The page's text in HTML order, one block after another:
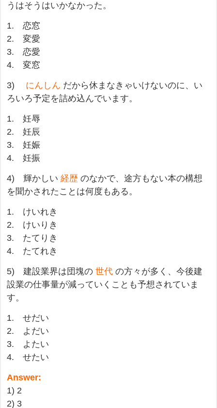
うはそうはいかなかった。
1. 恋窓
2. 変愛
3. 恋愛
4. 変窓
3) にんしん だから休まなきゃいけないのに、い
ろいろ予定を詰め込んでいます。
1. 妊辱
2. 妊辰
3. 妊娠
4. 妊振
4) 輝かしい経歴 のなかで、途方もない本の構想
を聞かされたことは何度もある。
1. けいれき
2. けいりき
3. たてりき
4. たてれき
5) 建設業界は団塊の世代 の方々が多く、今後建
設業の仕事量が減っていくことも予想されていま
す。
1. せだい
2. よだい
3. よたい
4. せたい
Answer:
1) 2
2) 3